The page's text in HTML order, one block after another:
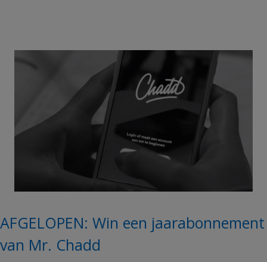
AFGELOPEN: Win een jaarabonnement
van Mr. Chadd